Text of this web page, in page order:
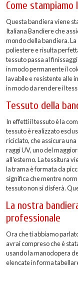
Come stampiamo
Questa bandiera viene
Italiana Bandiere che
mondo della bandiera.
poliestere e risulta
tessuto passa al
in modo permanente il
lavabile e resistente alle
in modo da rendere il
Tessuto della
In effetti il tessuto è la
tessuto è realizzato
riciclato, che assicura
raggi UV, uno del
all'esterno. La tessitura
la trama è formata da
significa che mentre
tessuto non si disferà.
La nostra
professionale
Ora che ti abbiamo
avrai compreso che è
usando la manodopera
elencate in forma